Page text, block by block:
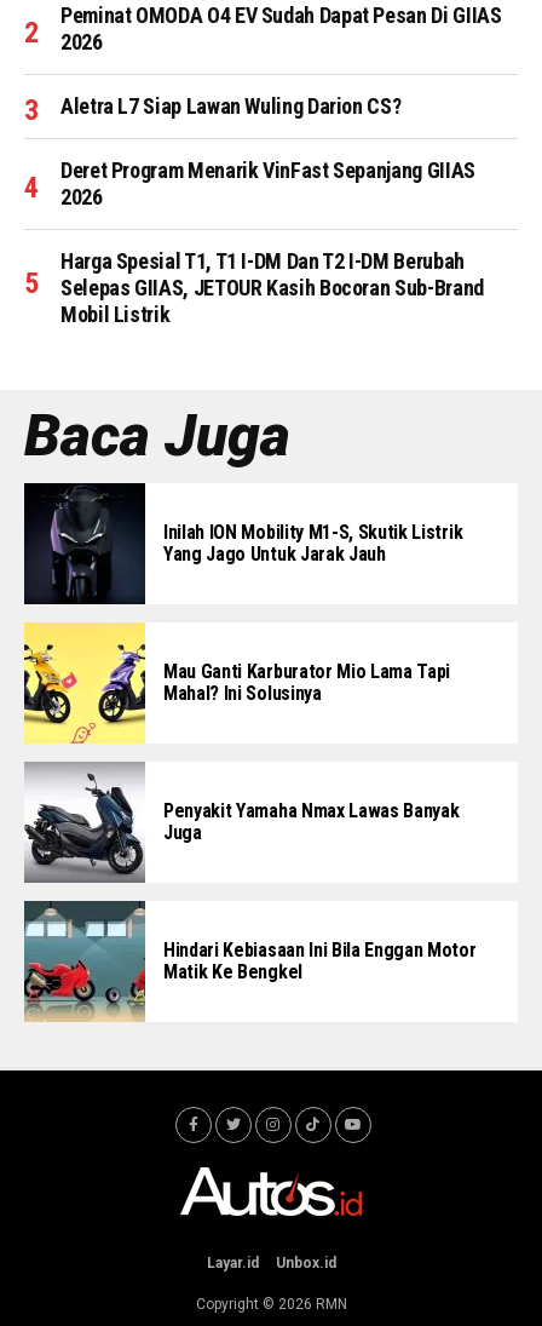
Peminat OMODA O4 EV Sudah Dapat Pesan Di GIIAS
2026
Aletra L7 Siap Lawan Wuling Darion CS?
Deret Program Menarik VinFast Sepanjang GIIAS
2026
Harga Spesial T1, T1 I-DM Dan T2 I-DM Berubah
Selepas GIIAS, JETOUR Kasih Bocoran Sub-Brand
Mobil Listrik
Baca Juga
Inilah ION Mobility M1-S, Skutik Listrik
Yang Jago Untuk Jarak Jauh
Mau Ganti Karburator Mio Lama Tapi
Mahal? Ini Solusinya
Penyakit Yamaha Nmax Lawas Banyak
Juga
Hindari Kebiasaan Ini Bila Enggan Motor
Matik Ke Bengkel
Layar.id Unbox.id
Copyright © 2026 RMN